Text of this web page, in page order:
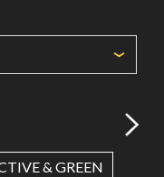
& GREEN